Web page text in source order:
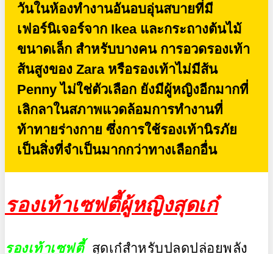
วันในห้องทำงานอันอบอุ่นสบายที่มี
เฟอร์นิเจอร์จาก Ikea และกระถางต้นไม้
ขนาดเล็ก สำหรับบางคน การอวดรองเท้า
ส้นสูงของ Zara หรือรองเท้าไม่มีส้น
Penny ไม่ใช่ตัวเลือก ยังมีผู้หญิงอีกมากที่
เลิกลาในสภาพแวดล้อมการทำงานที่
ท้าทายร่างกาย ซึ่งการใช้รองเท้านิรภัย
เป็นสิ่งที่จำเป็นมากกว่าทางเลือกอื่น
รองเท้าเซฟตี้ผู้หญิงสุดเก๋
รองเท้าเซฟตี้ สุดเก๋สำหรับปลดปล่อยพลัง